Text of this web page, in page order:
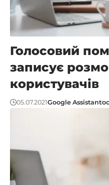
Голосовий
записує
користувачів
05.07.2021Google Assistant